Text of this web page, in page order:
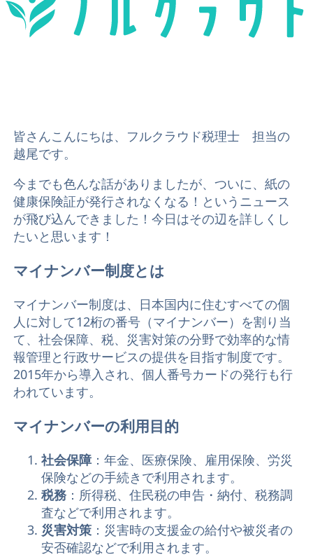
皆さんこんにちは、フルクラウド税理士 担当の
越尾です。
今までも色んな話がありましたが、ついに、紙の
健康保険証が発行されなくなる！というニュース
が飛び込んできました！今日はその辺を詳しくし
たいと思います！
マイナンバー制度とは
マイナンバー制度は、日本国内に住むすべての個
人に対して12桁の番号（マイナンバー）を割り当
て、社会保障、税、災害対策の分野で効率的な情
報管理と行政サービスの提供を目指す制度です。
2015年から導入され、個人番号カードの発行も行
われています。
マイナンバーの利用目的
社会保障：年金、医療保険、雇用保険、労災
保険などの手続きで利用されます。
税務：所得税、住民税の申告・納付、税務調
査などで利用されます。
災害対策：災害時の支援金の給付や被災者の
安否確認などで利用されます。